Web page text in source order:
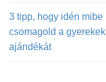
3 tipp, hogy idén mibe
csomagold a gyerekek
ajándékát